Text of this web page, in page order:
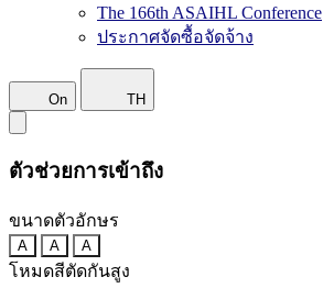
The 166th ASAIHL Conference
ประกาศจัดซื้อจัดจ้าง
On TH
ตัวช่วยการเข้าถึง
ขนาดตัวอักษร
A A A
โหมดสีตัดกันสูง